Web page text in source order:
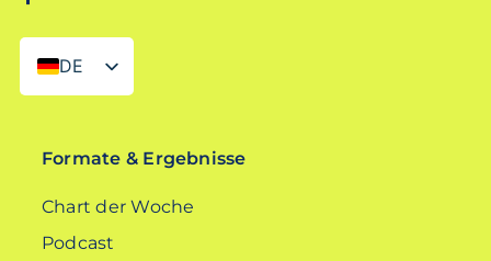
DE
EN
Formate & Ergebnisse
Chart der Woche
Podcast